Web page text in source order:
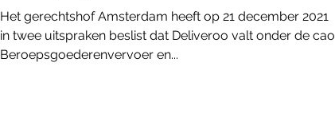
Het gerechtshof Amsterdam heeft op 21 december 2021
in twee uitspraken beslist dat Deliveroo valt onder de cao
Beroepsgoederenvervoer en...